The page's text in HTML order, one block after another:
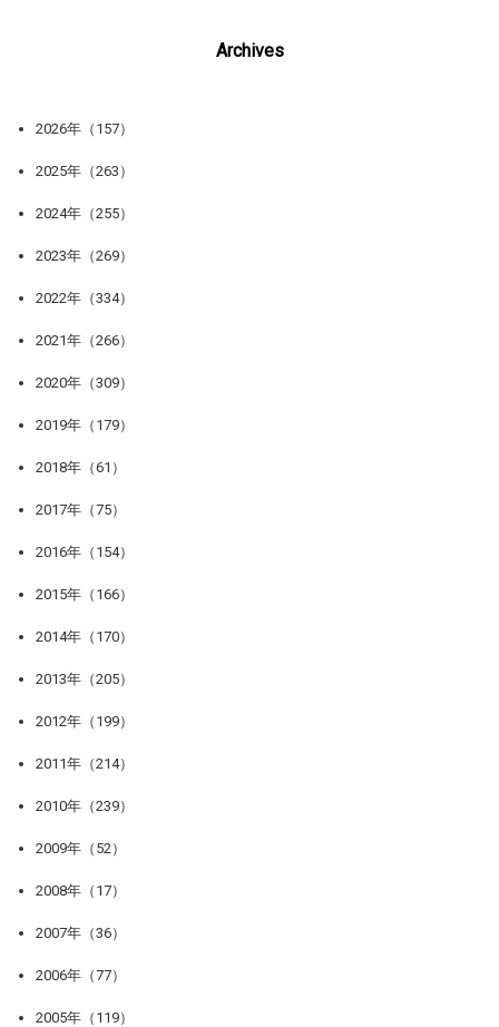
Archives
2026年（157）
2025年（263）
2024年（255）
2023年（269）
2022年（334）
2021年（266）
2020年（309）
2019年（179）
2018年（61）
2017年（75）
2016年（154）
2015年（166）
2014年（170）
2013年（205）
2012年（199）
2011年（214）
2010年（239）
2009年（52）
2008年（17）
2007年（36）
2006年（77）
2005年（119）